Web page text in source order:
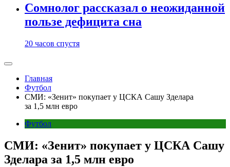
Сомнолог рассказал о неожиданной
пользе дефицита сна
20 часов спустя
Главная
Футбол
СМИ: «Зенит» покупает у ЦСКА Сашу Зделара
за 1,5 млн евро
Футбол
СМИ: «Зенит» покупает у ЦСКА Сашу
Зделара за 1,5 млн евро